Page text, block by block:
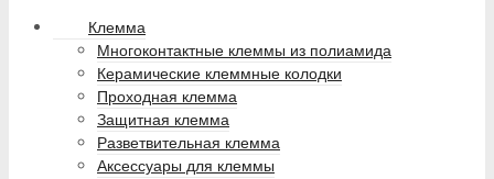
Клемма
Многоконтактные клеммы из полиамида
Керамические клеммные колодки
Проходная клемма
Защитная клемма
Разветвительная клемма
Аксессуары для клеммы